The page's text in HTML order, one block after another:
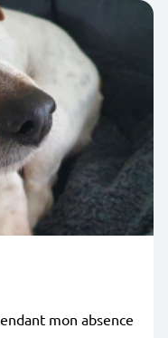
mon absence